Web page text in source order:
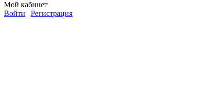
Мой кабинет
Войти | Регистрация